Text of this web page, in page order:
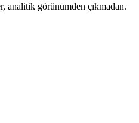
analitik görünümden çıkmadan.